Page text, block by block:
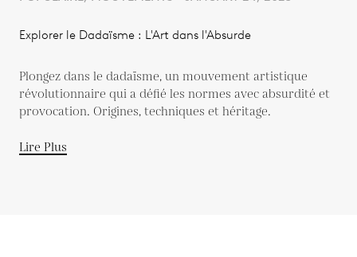
Explorer le Dadaïsme : L'Art dans l'Absurde
Plongez dans le dadaïsme, un mouvement artistique
révolutionnaire qui a défié les normes avec absurdité et
provocation. Origines, techniques et héritage.
Lire Plus